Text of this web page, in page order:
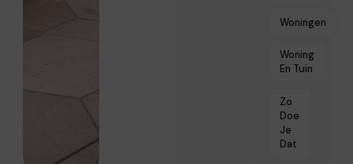
Woningen
Woning
En Tuin
Zo
Doe
Je
Dat